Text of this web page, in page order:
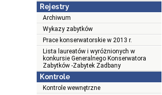
Rejestry
Archiwum
Wykazy zabytków
Prace konserwatorskie w 2013 r.
Lista laureatów i wyróżnionych w
konkursie Generalnego Konserwatora
Zabytków -Zabytek Zadbany
Kontrole
Kontrole wewnętrzne